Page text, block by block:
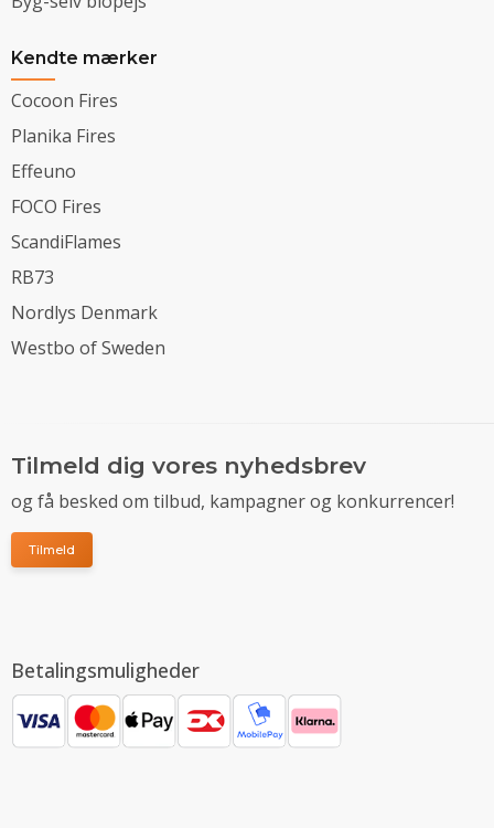
Kendte mærker
Cocoon Fires
Planika Fires
Effeuno
FOCO Fires
ScandiFlames
RB73
Nordlys Denmark
Westbo of Sweden
Tilmeld dig vores nyhedsbrev
og få besked om tilbud, kampagner og konkurrencer!
Tilmeld
Betalingsmuligheder